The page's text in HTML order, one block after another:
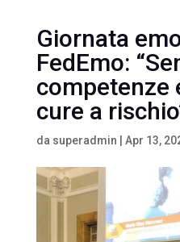
Giornata
FedEmo:
competenze
cure a
da superadmin Apr 13,